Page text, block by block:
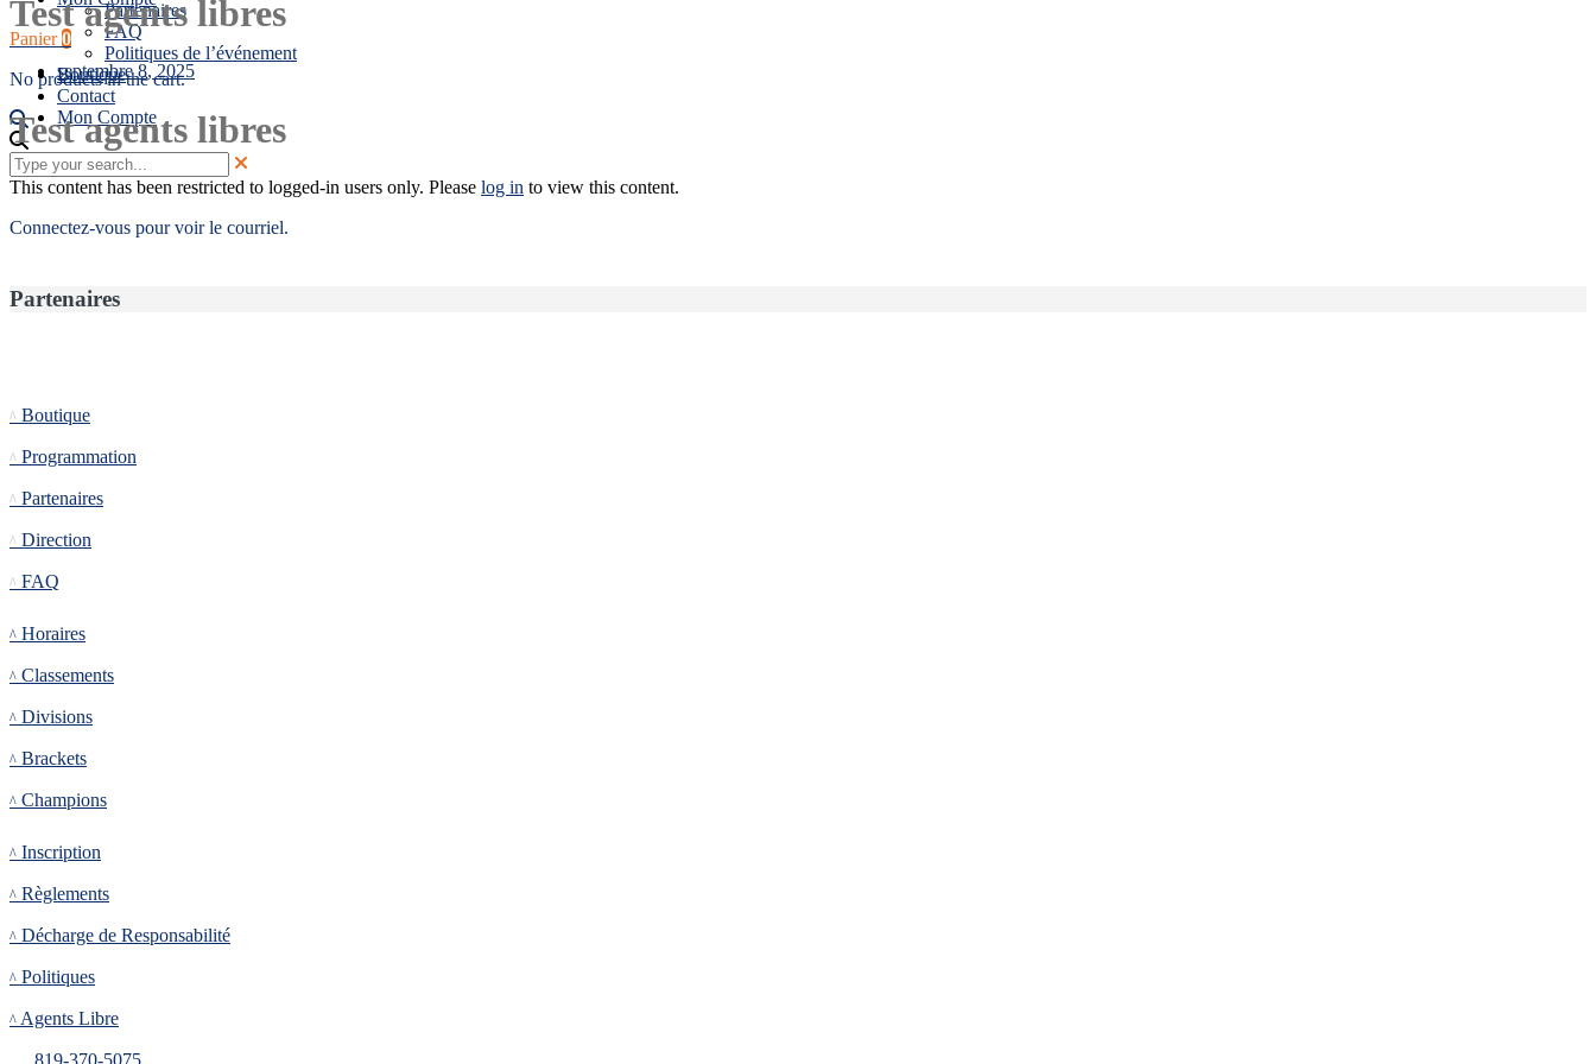
Panier 0
No products in the cart.
Partenaires
FAQ
Politiques de l’événement
Boutique
Contact
Mon Compte
Test agents libres
septembre 8, 2025
Test agents libres
This content has been restricted to logged-in users only. Please log in to view this content.
Connectez-vous pour voir le courriel.
Partenaires
Boutique
Programmation
Partenaires
Direction
FAQ
Horaires
Classements
Divisions
Brackets
Champions
Inscription
Règlements
Décharge de Responsabilité
Politiques
Agents Libre
819-370-5075